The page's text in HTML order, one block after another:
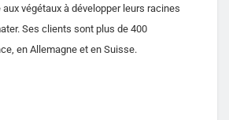
végétaux à développer leurs racines
Ses clients sont plus de 400
en Allemagne et en Suisse.